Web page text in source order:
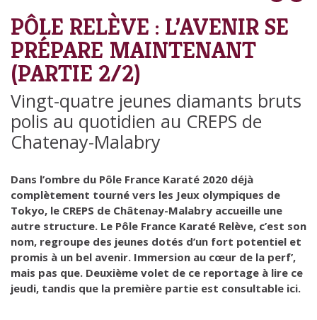
PÔLE RELÈVE : L’AVENIR SE
PRÉPARE MAINTENANT
(PARTIE 2/2)
Vingt-quatre jeunes diamants bruts
polis au quotidien au CREPS de
Chatenay-Malabry
Dans l’ombre du Pôle France Karaté 2020 déjà
complètement tourné vers les Jeux olympiques de
Tokyo, le CREPS de Châtenay-Malabry accueille une
autre structure. Le Pôle France Karaté Relève, c’est son
nom, regroupe des jeunes dotés d’un fort potentiel et
promis à un bel avenir. Immersion au cœur de la perf’,
mais pas que. Deuxième volet de ce reportage à lire ce
jeudi, tandis que la première partie est consultable ici.